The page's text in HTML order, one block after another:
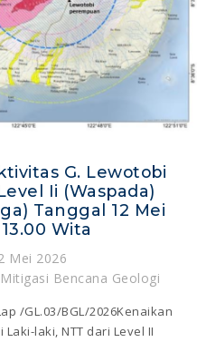
G. Lewotobi
Ii (waspada)
Tanggal 12 Mei
Wita
Mei 2026
Bencana Geologi
/GL.03/BGL/2026Kenaikan
laki, NTT dari Level II